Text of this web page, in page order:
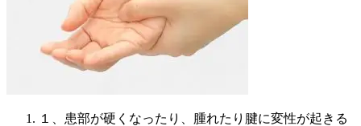
１、患部が硬くなったり、腫れたり腱に変性が起きる